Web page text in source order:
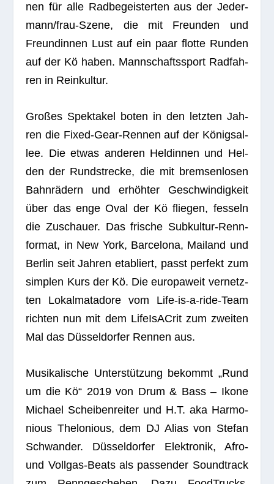
nen für alle Rad­be­geis­ter­ten aus der Jeder­
man­n/­frau-Szene, die mit Freun­den und
Freun­din­nen Lust auf ein paar flotte Run­den
auf der Kö haben. Mann­schafts­sport Rad­fah­
ren in Reinkultur.
Gro­ßes Spek­ta­kel boten in den letz­ten Jah­
ren die Fixed-Gear-Ren­nen auf der Königs­al­
lee. Die etwas ande­ren Hel­din­nen und Hel­
den der Rund­stre­cke, die mit brem­sen­lo­sen
Bahn­rä­dern und erhöh­ter Geschwin­dig­keit
über das enge Oval der Kö flie­gen, fes­seln
die Zuschauer. Das fri­sche Sub­kul­tur-Renn­
for­mat, in New York, Bar­ce­lona, Mai­land und
Ber­lin seit Jah­ren eta­bliert, passt per­fekt zum
simp­len Kurs der Kö. Die euro­pa­weit ver­netz­
ten Lokal­ma­ta­dore vom Life-is-a-ride-Team
rich­ten nun mit dem Lif­eI­sACrit zum zwei­ten
Mal das Düs­sel­dor­fer Ren­nen aus.
Musi­ka­li­sche Unter­stüt­zung bekommt „Rund
um die Kö“ 2019 von Drum & Bass – Ikone
Michael Schei­ben­rei­ter und H.T. aka Har­mo­
nious The­lo­nious, dem DJ Alias von Ste­fan
Sch­wan­der. Düs­sel­dor­fer Elek­tro­nik, Afro-
und Voll­gas-Beats als pas­sen­der Sound­track